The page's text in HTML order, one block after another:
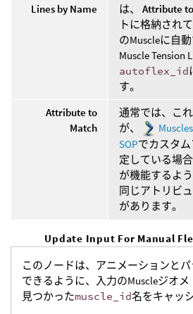
Lines by Name は、 Attribute
トに格納され
のMuscleに自
Muscle Tension
autoflex_id
す。
Attribute to
Match
通常では、こ
が、
SOPでカスタ
定している場
が機能するよ
同じアトリビ
があります。
Update Input For Manual
このノードは、アニメーションと
できるように、入力のMuscleジオ
見つかったmuscle_id名をキャッ